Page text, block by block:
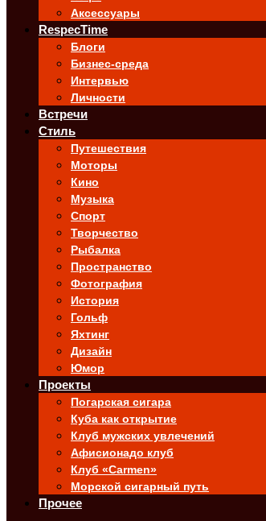
Аксессуары
RespecTime
Блоги
Бизнес-среда
Интервью
Личности
Встречи
Стиль
Путешествия
Моторы
Кино
Музыка
Спорт
Творчество
Рыбалка
Пространство
Фотография
История
Гольф
Яхтинг
Дизайн
Юмор
Проекты
Погарская сигара
Куба как открытие
Клуб мужских увлечений
Афисионадо клуб
Клуб «Carmen»
Морской сигарный путь
Прочее